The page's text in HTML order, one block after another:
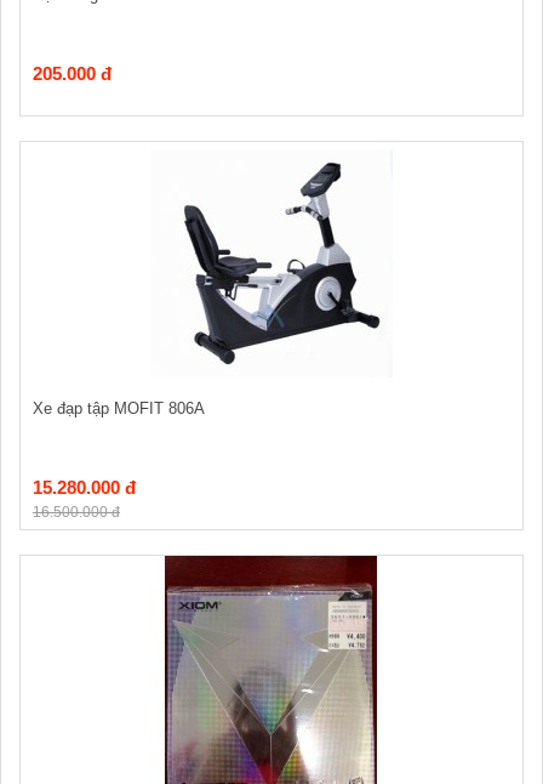
205.000 đ
Xe đạp tập MOFIT 806A
15.280.000 đ
16.500.000 đ